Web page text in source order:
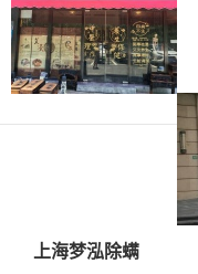
上海梦泓除螨